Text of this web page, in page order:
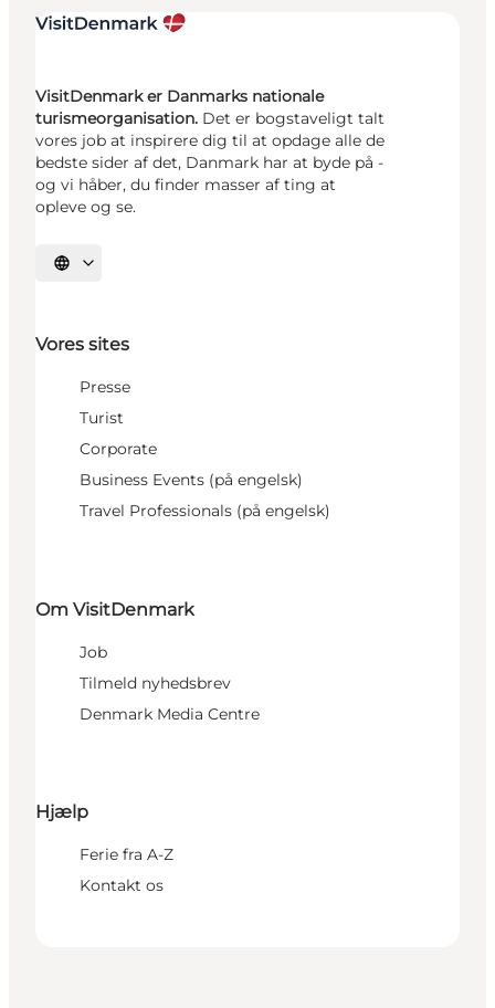
VisitDenmark er Danmarks nationale
turismeorganisation. Det er bogstaveligt talt
vores job at inspirere dig til at opdage alle de
bedste sider af det, Danmark har at byde på -
og vi håber, du finder masser af ting at
opleve og se.
Vælg sprog
Vores sites
Presse
Turist
Corporate
Business Events (på engelsk)
Travel Professionals (på engelsk)
Om VisitDenmark
Job
Tilmeld nyhedsbrev
Denmark Media Centre
Hjælp
Ferie fra A-Z
Kontakt os